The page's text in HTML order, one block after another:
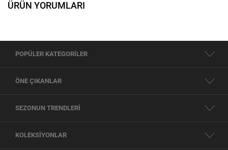
ÜRÜN YORUMLARI
POPÜLER KATEGORİLER
ÖNE ÇIKANLAR
SEZONUN TRENDLERİ
KOLEKSİYONLAR